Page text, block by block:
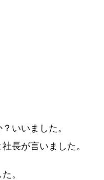
いいました。
長が言いました。
。